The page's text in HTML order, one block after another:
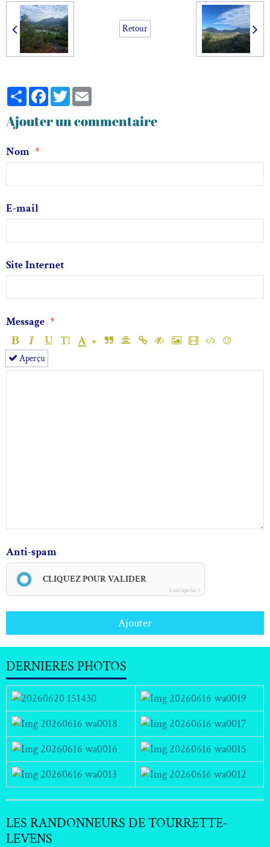
Retour
PartagerFacebook
Twitter
Ajouter un commentaire
Nom
E-mail
Site Internet
Message
Aperçu
Anti-spam
CLIQUEZ POUR VALIDER
IconCaptcha ©
Ajouter
DERNIERES PHOTOS
LES RANDONNEURS DE TOURRETTE-
LEVENS